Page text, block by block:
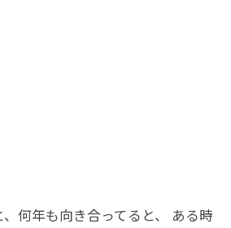
何年も向き合ってると、 ある時